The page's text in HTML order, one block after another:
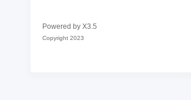
Powered by X3.5
Copyright 2023